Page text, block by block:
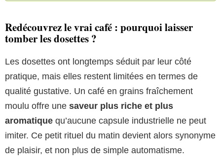
Redécouvrez le vrai café : pourquoi laisser
tomber les dosettes ?
Les dosettes ont longtemps séduit par leur côté
pratique, mais elles restent limitées en termes de
qualité gustative. Un café en grains fraîchement
moulu offre une saveur plus riche et plus
aromatique qu’aucune capsule industrielle ne peut
imiter. Ce petit rituel du matin devient alors synonyme
de plaisir, et non plus de simple automatisme.